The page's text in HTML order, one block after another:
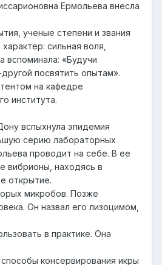
Ермольева внесла
ученые степени и звания
сильная воля,
вспоминала: «Будучи
посвятить опытам».
на кафедре
института.
вспыхнула эпидемия
серию лабораторных
проводит на себе. В ее
вибрионы, находясь в
открытие.
микробов. Позже
Он назвал его лизоцимом,
в практике. Она
консервирования икры